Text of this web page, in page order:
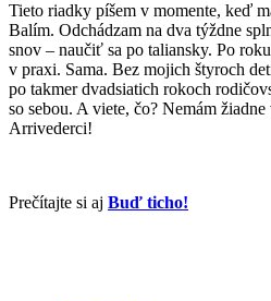
Tieto riadky píšem v momente, keď
Balím. Odchádzam na dva týždne
snov – naučiť sa po taliansky. Po
v praxi. Sama. Bez mojich štyroch
po takmer dvadsiatich rokoch
so sebou. A viete, čo? Nemám
Arrivederci!
Prečítajte si aj Buď ticho!